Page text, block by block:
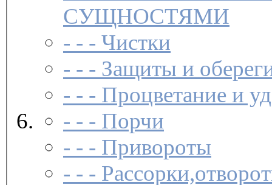
СУЩНОСТЯМИ
- - - Чистки­
- - - Защиты и
- - - Процветание и
- - - Порчи
- - - Привороты
- - -